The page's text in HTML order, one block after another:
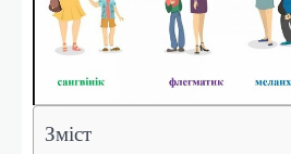
Зміст